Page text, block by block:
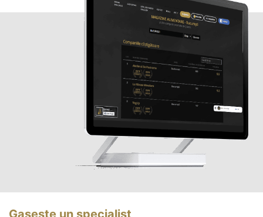
Gasește un specialist